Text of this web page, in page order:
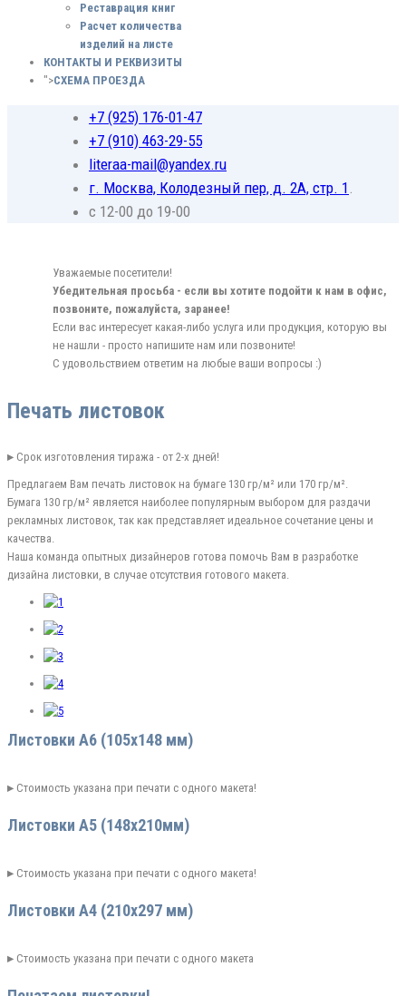
Реставрация книг
Расчет количества
изделий на листе
КОНТАКТЫ И РЕКВИЗИТЫ
">СХЕМА ПРОЕЗДА
+7 (925) 176-01-47
+7 (910) 463-29-55
literaa-mail@yandex.ru
г. Москва, Колодезный пер, д. 2А, стр. 1.
с 12-00 до 19-00
Уважаемые посетители!
Убедительная просьба - если вы хотите подойти к нам в офис,
позвоните, пожалуйста, заранее!
Если вас интересует какая-либо услуга или продукция, которую вы
не нашли - просто напишите нам или позвоните!
С удовольствием ответим на любые ваши вопросы :)
Печать листовок
▸ Срок изготовления тиража - от 2-х дней!
Предлагаем Вам печать листовок на бумаге 130 гр/м² или 170 гр/м².
Бумага 130 гр/м² является наиболее популярным выбором для раздачи
рекламных листовок, так как представляет идеальное сочетание цены и
качества.
Наша команда опытных дизайнеров готова помочь Вам в разработке
дизайна листовки, в случае отсутствия готового макета.
Листовки А6 (105х148 мм)
▸ Стоимость указана при печати с одного макета!
Листовки А5 (148х210мм)
▸ Стоимость указана при печати с одного макета!
Листовки А4 (210х297 мм)
▸ Стоимость указана при печати с одного макета